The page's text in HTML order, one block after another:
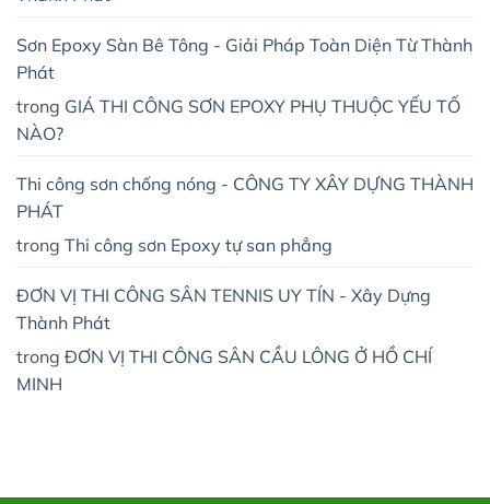
Sơn Epoxy Sàn Bê Tông - Giải Pháp Toàn Diện Từ Thành
Phát
trong GIÁ THI CÔNG SƠN EPOXY PHỤ THUỘC YẾU TỐ
NÀO?
Thi công sơn chống nóng - CÔNG TY XÂY DỰNG THÀNH
PHÁT
trong Thi công sơn Epoxy tự san phẳng
ĐƠN VỊ THI CÔNG SÂN TENNIS UY TÍN - Xây Dựng
Thành Phát
trong ĐƠN VỊ THI CÔNG SÂN CẦU LÔNG Ở HỒ CHÍ
MINH